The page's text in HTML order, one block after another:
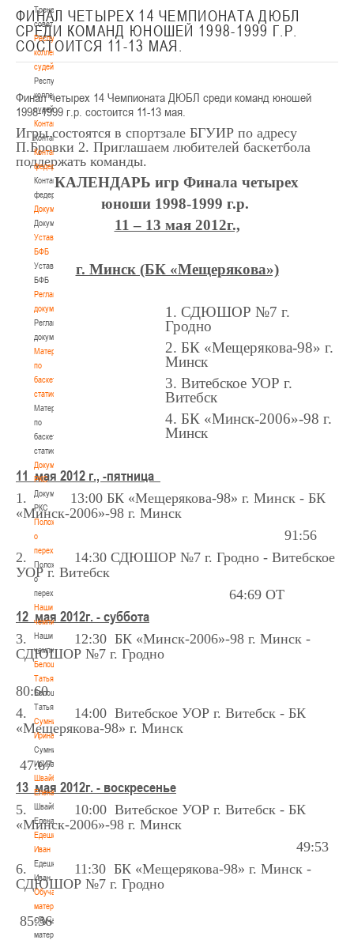
Тренерский
совет
Республиканская
коллегия
судей
Республиканская
коллегия
судей
Контакты
Контакты
Контакты
федерации
Контакты
федерации
Документы
Документы
Устав
БФБ
Устав
БФБ
Регламентирующие
документы
Регламентирующие
документы
Материалы
по
баскетбольной
статистике
Материалы
по
баскетбольной
статистике
Документы
РКС
Документы
РКС
Положение
о
переходах
Положение
о
переходах
Наши
чемпионы
Наши
чемпионы
Белошапко
Татьяна
Белошапко
Татьяна
Сумникова
Ирина
Сумникова
Ирина
Швайбович
Елена
Швайбович
Елена
Едешко
Иван
Едешко
Иван
Обучающие
материалы
Обучающие
материалы
ФИНАЛ ЧЕТЫРЕХ 14 ЧЕМПИОНАТА ДЮБЛ
СРЕДИ КОМАНД ЮНОШЕЙ 1998-1999 Г.Р.
СОСТОИТСЯ 11-13 МАЯ.
Финал четырех 14 Чемпионата ДЮБЛ среди команд юношей
1998-1999 г.р. состоится 11-13 мая.
Игры состоятся в спортзале БГУИР по адресу
П.Бровки 2. Приглашаем любителей баскетбола
поддержать команды.
КАЛЕНДАРЬ игр Финала четырех
юноши 1998-1999 г.р.
11 – 13 мая 2012г.,
г. Минск (БК «Мещерякова»)
1. СДЮШОР №7 г.
Гродно
2. БК «Мещерякова-98» г.
Минск
3. Витебское УОР г.
Витебск
4. БК «Минск-2006»-98 г.
Минск
11 мая 2012 г., -пятница
1. 13:00 БК «Мещерякова-98» г. Минск - БК
«Минск-2006»-98 г. Минск
91:56
2. 14:30 СДЮШОР №7 г. Гродно - Витебское
УОР г. Витебск
64:69 ОТ
12 мая 2012г. - суббота
3. 12:30 БК «Минск-2006»-98 г. Минск -
СДЮШОР №7 г. Гродно
80:60
4. 14:00 Витебское УОР г. Витебск - БК
«Мещерякова-98» г. Минск
47:67
13 мая 2012г. - воскресенье
5. 10:00 Витебское УОР г. Витебск - БК
«Минск-2006»-98 г. Минск
49:53
6. 11:30 БК «Мещерякова-98» г. Минск -
СДЮШОР №7 г. Гродно
85:36